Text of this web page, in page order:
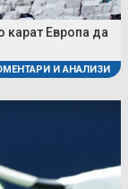
карат Европа да
И АНАЛИЗИ